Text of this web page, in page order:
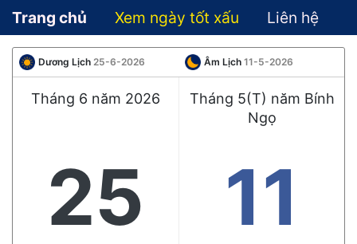
Trang chủ Xem ngày tốt xấu Liên hệ
Dương Lịch 25-6-2026 Âm Lịch 11-5-2026
Tháng 6 năm 2026
Tháng 5(T) năm Bính
Ngọ
25 11